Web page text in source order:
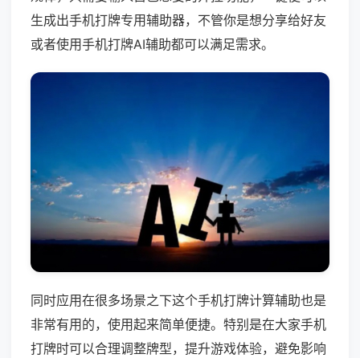
生成出手机打牌专用辅助器，不管你是想分享给好友
或者使用手机打牌AI辅助都可以满足需求。
同时应用在很多场景之下这个手机打牌计算辅助也是
非常有用的，使用起来简单便捷。特别是在大家手机
打牌时可以合理调整牌型，提升游戏体验，避免影响